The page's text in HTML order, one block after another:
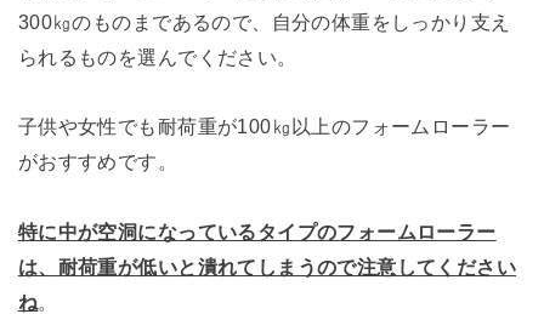
300㎏のものまであるので、自分の体重をしっかり支え
られるものを選んでください。
子供や女性でも耐荷重が100㎏以上のフォームローラー
がおすすめです。
特に中が空洞になっているタイプのフォームローラー
は、耐荷重が低いと潰れてしまうので注意してください
ね。